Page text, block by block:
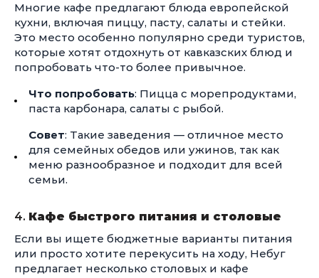
Многие кафе предлагают блюда европейской
кухни, включая пиццу, пасту, салаты и стейки.
Это место особенно популярно среди туристов,
которые хотят отдохнуть от кавказских блюд и
попробовать что-то более привычное.
Что попробовать: Пицца с морепродуктами,
паста карбонара, салаты с рыбой.
Совет: Такие заведения — отличное место
для семейных обедов или ужинов, так как
меню разнообразное и подходит для всей
семьи.
4. Кафе быстрого питания и столовые
Если вы ищете бюджетные варианты питания
или просто хотите перекусить на ходу, Небуг
предлагает несколько столовых и кафе